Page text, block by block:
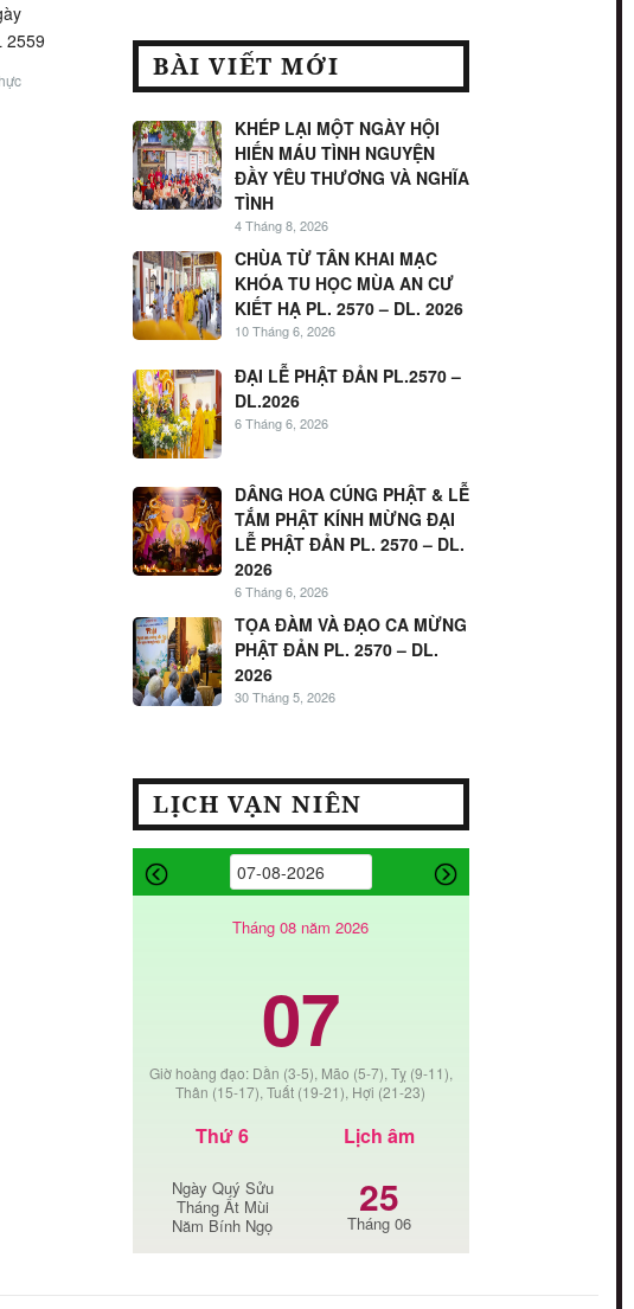
2559
BÀI VIẾT MỚI
KHÉP LẠI MỘT NGÀY HỘI
HIẾN MÁU TÌNH NGUYỆN
ĐẦY YÊU THƯƠNG VÀ NGHĨA
TÌNH
4 Tháng 8, 2026
CHÙA TỪ TÂN KHAI MẠC
KHÓA TU HỌC MÙA AN CƯ
KIẾT HẠ PL. 2570 – DL. 2026
10 Tháng 6, 2026
ĐẠI LỄ PHẬT ĐẢN PL.2570 –
DL.2026
6 Tháng 6, 2026
DÂNG HOA CÚNG PHẬT & LỄ
TẮM PHẬT KÍNH MỪNG ĐẠI
LỄ PHẬT ĐẢN PL. 2570 – DL.
2026
6 Tháng 6, 2026
TỌA ĐÀM VÀ ĐẠO CA MỪNG
PHẬT ĐẢN PL. 2570 – DL.
2026
30 Tháng 5, 2026
LỊCH VẠN NIÊN
Tháng 08 năm 2026
07
Giờ hoàng đạo: Dần (3-5), Mão (5-7), Tỵ (9-11),
Thân (15-17), Tuất (19-21), Hợi (21-23)
Thứ 6
Ngày Quý Sửu
Tháng Ất Mùi
Năm Bính Ngọ
Lịch âm
25
Tháng 06